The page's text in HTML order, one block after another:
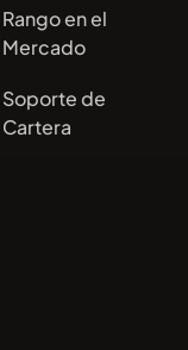
Rango en el
Mercado
Soporte de
Cartera